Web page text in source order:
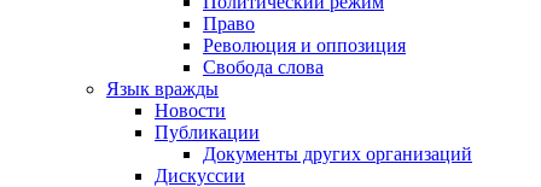
Право
Революция и оппозиция
Свобода слова
Язык вражды
Новости
Публикации
Документы других организаций
Дискуссии